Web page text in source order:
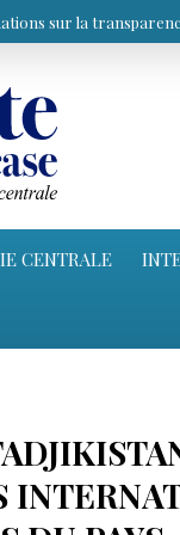
sur la
CENTRALE